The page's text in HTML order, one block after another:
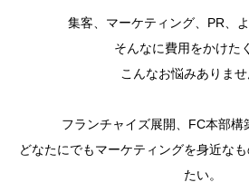
集客、マーケティング、PR、
そんなに費用をかけた
こんなお悩みありませ
フランチャイズ展開、FC本部構
どなたにでもマーケティングを身近な
たい。